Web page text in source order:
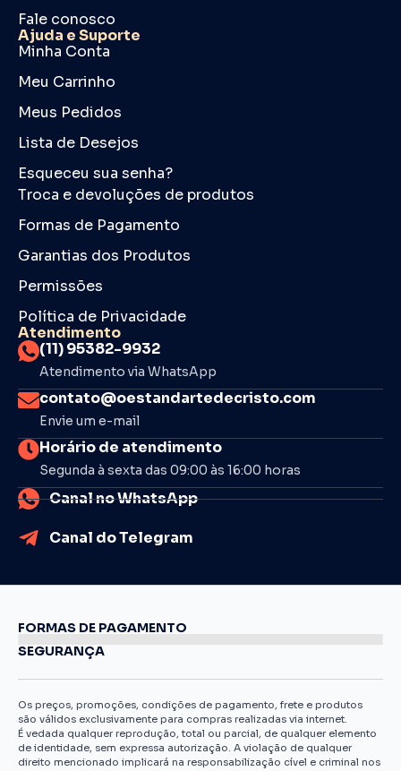
Fale conosco
Ajuda e Suporte
Minha Conta
Meu Carrinho
Meus Pedidos
Lista de Desejos
Esqueceu sua senha?
Troca e devoluções de produtos
Formas de Pagamento
Garantias dos Produtos
Permissões
Política de Privacidade
Atendimento
(11) 95382-9932
Atendimento via WhatsApp
contato@oestandartedecristo.com
Envie um e-mail
Horário de atendimento
Segunda à sexta das 09:00 às 16:00 horas
Canal no WhatsApp
Canal do Telegram
FORMAS DE PAGAMENTO
SEGURANÇA
Os preços, promoções, condições de pagamento, frete e produtos
são válidos exclusivamente para compras realizadas via internet.
É vedada qualquer reprodução, total ou parcial, de qualquer elemento
de identidade, sem expressa autorização. A violação de qualquer
direito mencionado implicará na responsabilização cível e criminal nos